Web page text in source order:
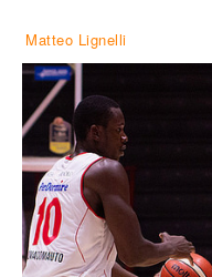
Matteo Lignelli